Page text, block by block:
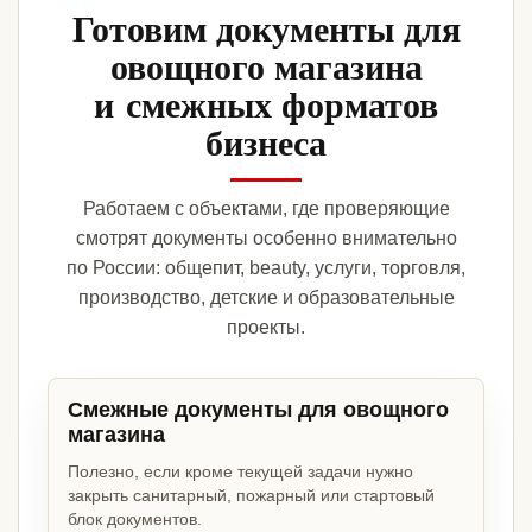
Готовим документы для
овощного магазина
и смежных форматов
бизнеса
Работаем с объектами, где проверяющие
смотрят документы особенно внимательно
по России: общепит, beauty, услуги, торговля,
производство, детские и образовательные
проекты.
Смежные документы для овощного
магазина
Полезно, если кроме текущей задачи нужно
закрыть санитарный, пожарный или стартовый
блок документов.